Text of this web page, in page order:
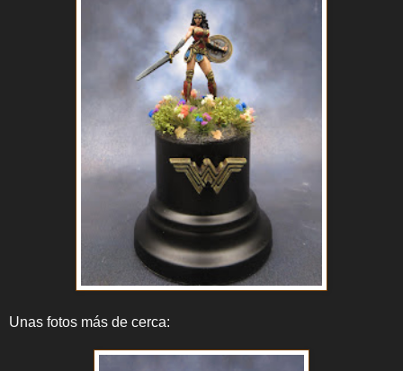
Unas fotos más de cerca: